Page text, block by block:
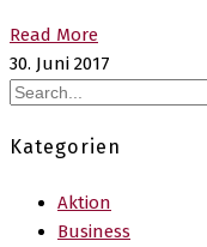
Read More
30. Juni 2017
Kategorien
Aktion
Business